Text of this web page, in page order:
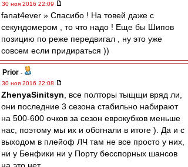
30 ноя 2016 22:09
fanat4ever » Спасибо ! На товей даже с
секундомером , то что надо ! Еще бы Шипов
позицию по реже передвигал , ну это уже
совсем если придираться ))
Prior -
30 ноя 2016 22:08
ZhenyaSinitsyn , все полторы тыщщи вряд ли,
они последние 3 сезона стабильно набирают
на 500-600 очков за сезон еврокубков меньше
нас, поэтому мы их и обогнали в итоге ). Да и с
выходом в плейоф ЛЧ там не все просто у них,
ни у Бенфики ни у Порту бесспорных шансов